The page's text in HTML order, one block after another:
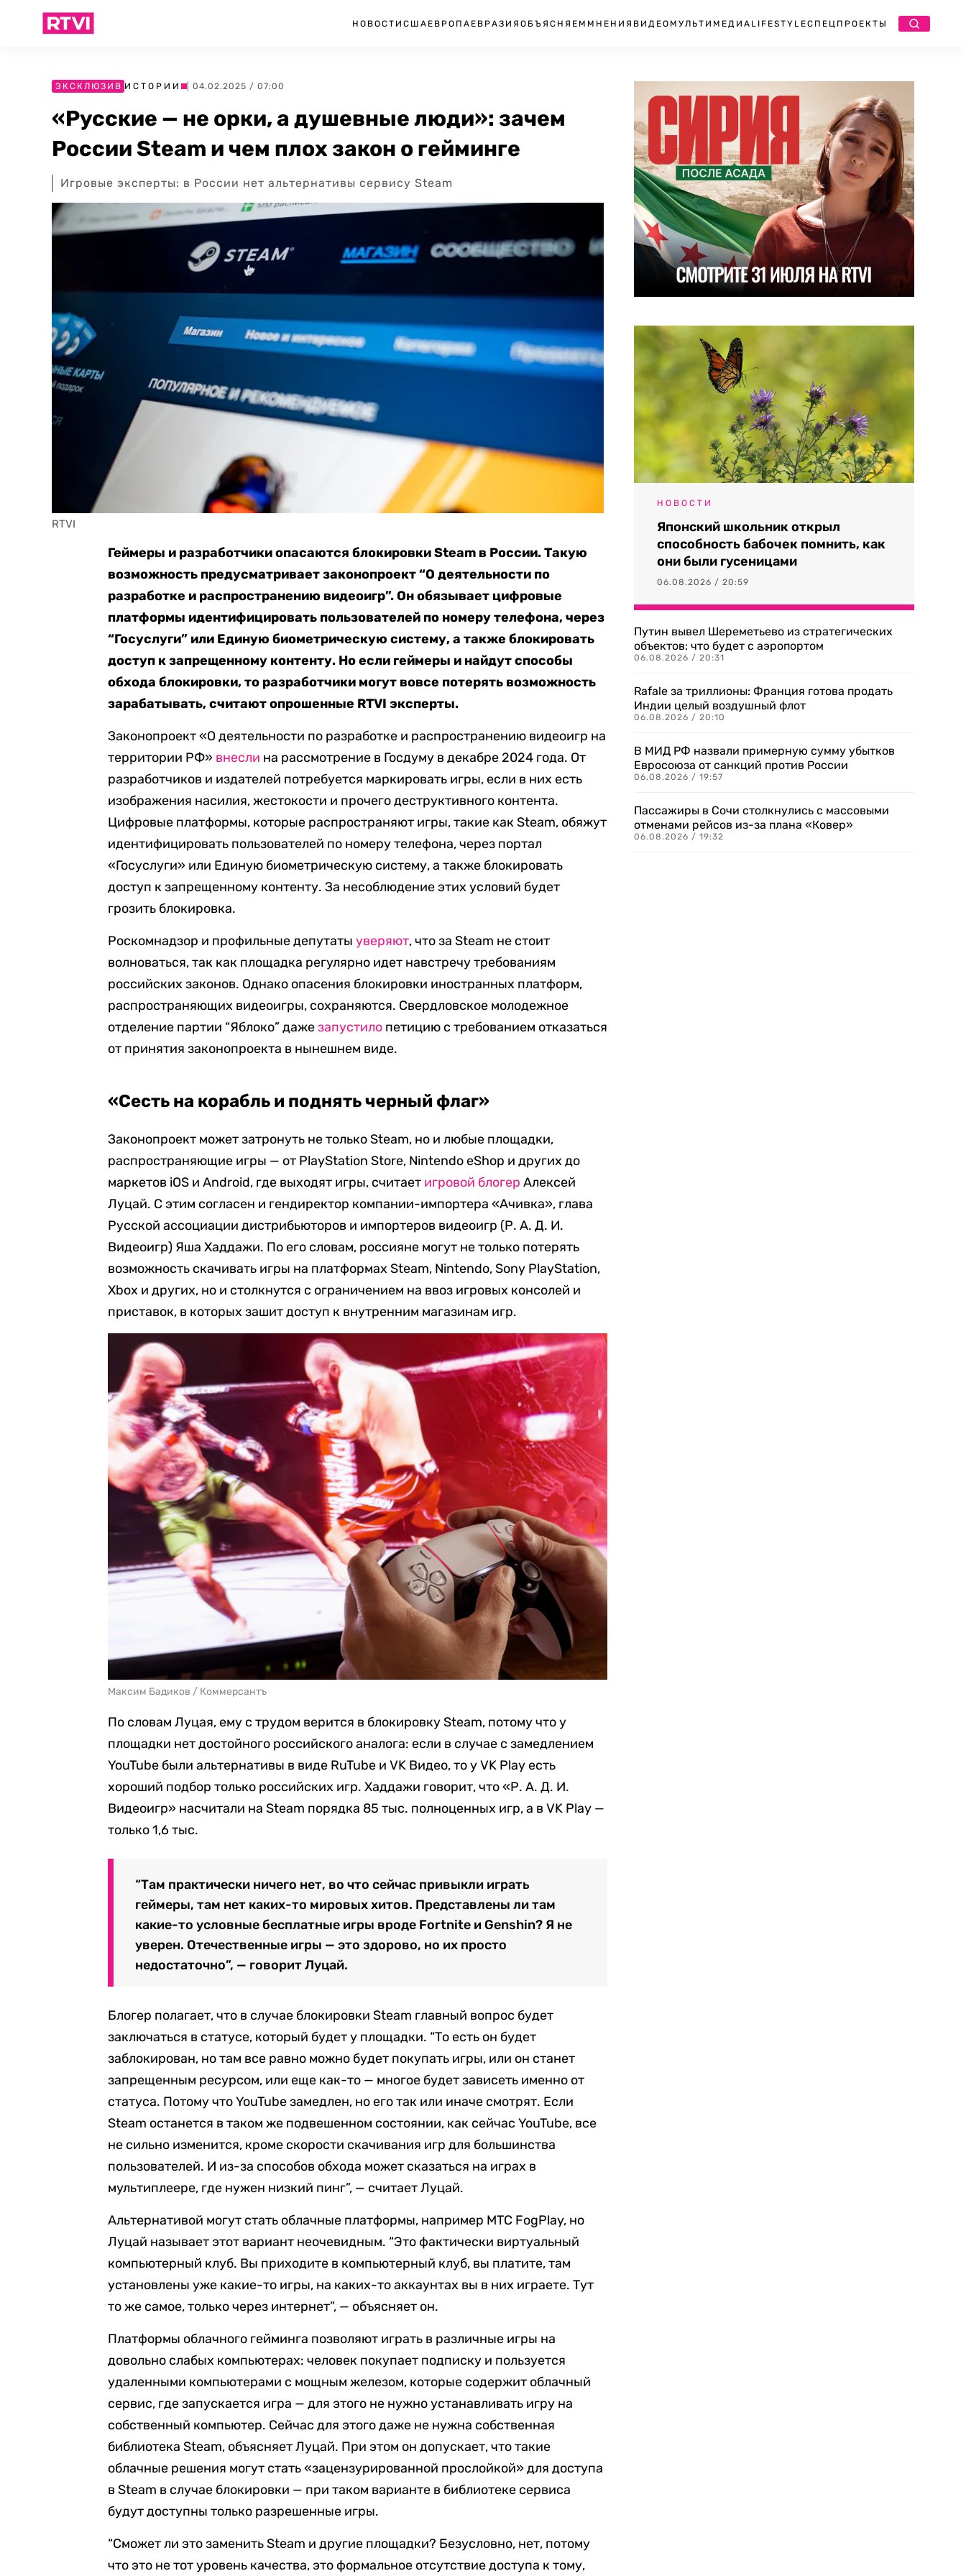
НОВОСТИ США ЕВРОПА ЕВРАЗИЯ ОБЪЯСНЯЕМ МНЕНИЯ ВИДЕО МУЛЬТИМЕДИА LIFESTYLEСПЕЦПРОЕКТЫ
ЭКСКЛЮЗИВ ИСТОРИИ | 04.02.2025 / 07:00
«Русские — не орки, а душевные люди»: зачем
России Steam и чем плох закон о гейминге
Игровые эксперты: в России нет альтернативы сервису Steam
RTVI
Геймеры и разработчики опасаются блокировки Steam в России. Такую
возможность предусматривает законопроект “О деятельности по
разработке и распространению видеоигр”. Он обязывает цифровые
платформы идентифицировать пользователей по номеру телефона, через
“Госуслуги” или Единую биометрическую систему, а также блокировать
доступ к запрещенному контенту. Но если геймеры и найдут способы
обхода блокировки, то разработчики могут вовсе потерять возможность
зарабатывать, считают опрошенные RTVI эксперты.
Законопроект «О деятельности по разработке и распространению видеоигр на
территории РФ» внесли на рассмотрение в Госдуму в декабре 2024 года. От
разработчиков и издателей потребуется маркировать игры, если в них есть
изображения насилия, жестокости и прочего деструктивного контента.
Цифровые платформы, которые распространяют игры, такие как Steam, обяжут
идентифицировать пользователей по номеру телефона, через портал
«Госуслуги» или Единую биометрическую систему, а также блокировать
доступ к запрещенному контенту. За несоблюдение этих условий будет
грозить блокировка.
Роскомнадзор и профильные депутаты уверяют, что за Steam не стоит
волноваться, так как площадка регулярно идет навстречу требованиям
российских законов. Однако опасения блокировки иностранных платформ,
распространяющих видеоигры, сохраняются. Свердловское молодежное
отделение партии “Яблоко” дажезапустило петицию с требованием отказаться
от принятия законопроекта в нынешнем виде.
«Сесть на корабль и поднять черный флаг»
Законопроект может затронуть не только Steam, но и любые площадки,
распространяющие игры — от PlayStation Store, Nintendo eShop и других до
маркетов iOS и Android, где выходят игры, считает игровой блогер Алексей
Луцай. С этим согласен и гендиректор компании-импортера «Ачивка», глава
Русской ассоциации дистрибьюторов и импортеров видеоигр (Р. А. Д. И.
Видеоигр) Яша Хаддажи. По его словам, россияне могут не только потерять
возможность скачивать игры на платформах Steam, Nintendo, Sony PlayStation,
Xbox и других, но и столкнутся с ограничением на ввоз игровых консолей и
приставок, в которых зашит доступ к внутренним магазинам игр.
Максим Бадиков / Коммерсантъ
По словам Луцая, ему с трудом верится в блокировку Steam, потому что у
площадки нет достойного российского аналога: если в случае с замедлением
YouTube были альтернативы в виде RuTube и VK Видео, то у VK Play есть
хороший подбор только российских игр. Хаддажи говорит, что «Р. А. Д. И.
Видеоигр» насчитали на Steam порядка 85 тыс. полноценных игр, а в VK Play —
только 1,6 тыс.
“Там практически ничего нет, во что сейчас привыкли играть
геймеры, там нет каких-то мировых хитов. Представлены ли там
какие-то условные бесплатные игры вроде Fortnite и Genshin? Я не
уверен. Отечественные игры — это здорово, но их просто
недостаточно”, — говорит Луцай.
Блогер полагает, что в случае блокировки Steam главный вопрос будет
заключаться в статусе, который будет у площадки. “То есть он будет
заблокирован, но там все равно можно будет покупать игры, или он станет
запрещенным ресурсом, или еще как-то — многое будет зависеть именно от
статуса. Потому что YouTube замедлен, но его так или иначе смотрят. Если
Steam останется в таком же подвешенном состоянии, как сейчас YouTube, все
не сильно изменится, кроме скорости скачивания игр для большинства
пользователей. И из-за способов обхода может сказаться на играх в
мультиплеере, где нужен низкий пинг”, — считает Луцай.
Альтернативой могут стать облачные платформы, например МТС FogPlay, но
Луцай называет этот вариант неочевидным. “Это фактически виртуальный
компьютерный клуб. Вы приходите в компьютерный клуб, вы платите, там
установлены уже какие-то игры, на каких-то аккаунтах вы в них играете. Тут
то же самое, только через интернет”, — объясняет он.
Платформы облачного гейминга позволяют играть в различные игры на
довольно слабых компьютерах: человек покупает подписку и пользуется
удаленными компьютерами с мощным железом, которые содержит облачный
сервис, где запускается игра — для этого не нужно устанавливать игру на
собственный компьютер. Сейчас для этого даже не нужна собственная
библиотека Steam, объясняет Луцай. При этом он допускает, что такие
облачные решения могут стать «зацензурированной прослойкой» для доступа
в Steam в случае блокировки — при таком варианте в библиотеке сервиса
будут доступны только разрешенные игры.
“Сможет ли это заменить Steam и другие площадки? Безусловно, нет, потому
что это не тот уровень качества, это формальное отсутствие доступа к тому,
НОВОСТИ
Японский школьник открыл
способность бабочек помнить, как
они были гусеницами
06.08.2026 / 20:59
Путин вывел Шереметьево из стратегических
объектов: что будет с аэропортом
06.08.2026 / 20:31
Rafale за триллионы: Франция готова продать
Индии целый воздушный флот
06.08.2026 / 20:10
В МИД РФ назвали примерную сумму убытков
Евросоюза от санкций против России
06.08.2026 / 19:57
Пассажиры в Сочи столкнулись с массовыми
отменами рейсов из-за плана «Ковер»
06.08.2026 / 19:32